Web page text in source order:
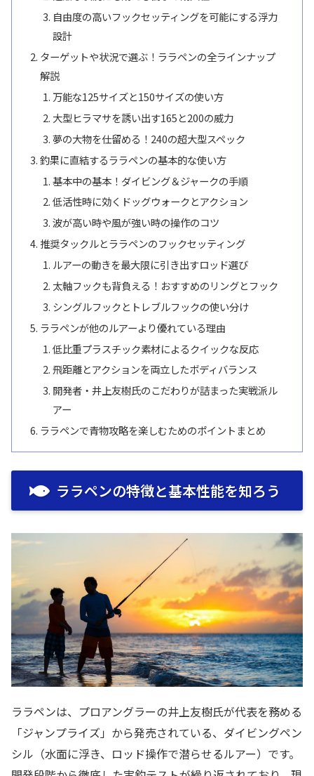
自由度の高いフックセッティングを可能にする浮力
設計
ターゲットや状況で選ぶ！ララペンの全ラインナップ
解説
万能な125サイズと150サイズの使い方
大型ヒラマサを誘い出す165と200の威力
夢の大物を仕留める！240の超大型スペック
釣果に直結するララペンの基本的な使い方
基本中の基本！ダイビング＆ジャークの手順
低活性時に効くドッグウォークとアクション
波が高い時や風が強い時の操作のコツ
推奨タックルとララペンのフックセッティング
ルアーの動きを最大限に引き出すロッド選び
太軸フックも背負える！おすすめのリングとフック
シングルフックとトレブルフックの使い分け
ララペンが他のルアーより優れている理由
低比重プラスチック素材によるクイックな反応
飛距離とアクションを両立したボディバランス
開発者・井上友樹氏のこだわりが詰まった実戦派ル
アー
ララペンで青物攻略を楽しむためのポイントまとめ
ララペンの特徴と基本性能を知ろう
ララペンは、プロアングラーの井上友樹氏が代表を務める
「ジャンプライズ」から発売されている、ダイビングペン
シル（水面に浮き、ロッド操作で潜らせるルアー）です。